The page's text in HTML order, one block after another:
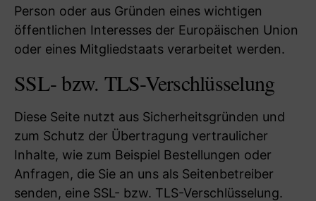
Person oder aus Gründen eines wichtigen
öffentlichen Interesses der Europäischen Union
oder eines Mitgliedstaats verarbeitet werden.
SSL- bzw. TLS-Verschlüsselung
Diese Seite nutzt aus Sicherheitsgründen und
zum Schutz der Übertragung vertraulicher
Inhalte, wie zum Beispiel Bestellungen oder
Anfragen, die Sie an uns als Seitenbetreiber
senden, eine SSL- bzw. TLS-Verschlüsselung.